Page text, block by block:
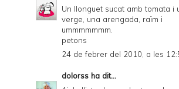
Un llonguet sucat amb tomata i
verge, una arengada, raïm i
ummmmmmm.
petons
24 de febrer del 2010, a les
dolorss ha dit...